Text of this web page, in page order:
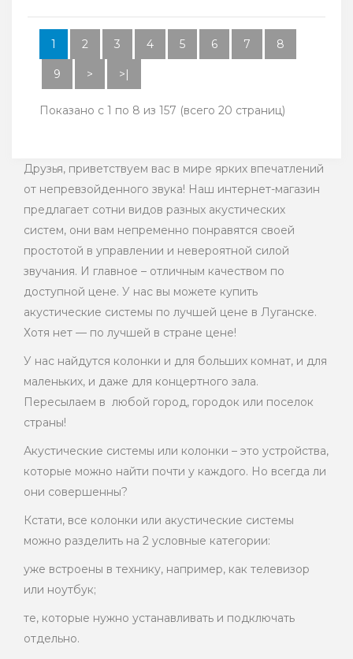
1 2 3 4 5 6 7 8
9 > >|
Показано с 1 по 8 из 157 (всего 20 страниц)
Друзья, приветствуем вас в мире ярких впечатлений
от непревзойденного звука! Наш интернет-магазин
предлагает сотни видов разных акустических
систем, они вам непременно понравятся своей
простотой в управлении и невероятной силой
звучания. И главное – отличным качеством по
доступной цене. У нас вы можете купить
акустические системы по лучшей цене в Луганске.
Хотя нет — по лучшей в стране цене!
У нас найдутся колонки и для больших комнат, и для
маленьких, и даже для концертного зала.
Пересылаем в любой город, городок или поселок
страны!
Акустические системы или колонки – это устройства,
которые можно найти почти у каждого. Но всегда ли
они совершенны?
Кстати, все колонки или акустические системы
можно разделить на 2 условные категории:
уже встроены в технику, например, как телевизор
или ноутбук;
те, которые нужно устанавливать и подключать
отдельно.